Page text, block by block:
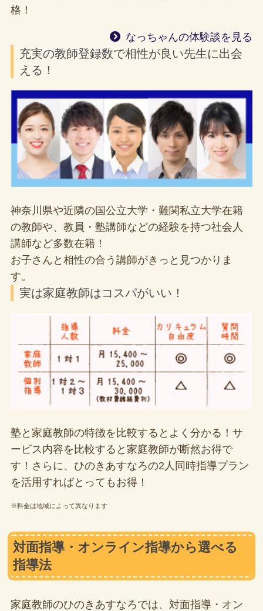
格！
なっちゃんの体験談を見る
充実の教師登録数で相性が良い先生に出会
える！
神奈川県や近隣の国公立大学・難関私立大学在籍
の教師や、教員・塾講師などの経験を持つ社会人
講師など多数在籍！
お子さんと相性の合う講師がきっと見つかりま
す。
実は家庭教師はコスパがいい！
塾と家庭教師の特徴を比較するとよく分かる！サ
ービス内容を比較すると家庭教師が断然お得で
す！さらに、ひのきあすなろの2人同時指導プラン
を活用すればとってもお得！
※料金は地域によって異なります
対面指導・オンライン指導から選べる
指導法
家庭教師のひのきあすなろでは、対面指導・オン